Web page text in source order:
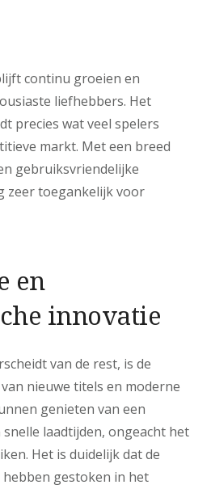
continu groeien en
liefhebbers. Het
precies wat veel spelers
markt. Met een breed
gebruiksvriendelijke
zeer toegankelijk voor
en
innovatie
van de rest, is de
nieuwe titels en moderne
genieten van een
laadtijden, ongeacht het
Het is duidelijk dat de
gestoken in het